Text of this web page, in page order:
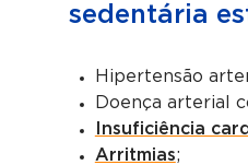
sedentária
Hipertensão
Doença arterial
Insuficiência
Arritmias;